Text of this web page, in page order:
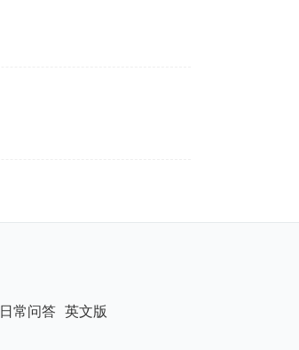
日常问答 英文版